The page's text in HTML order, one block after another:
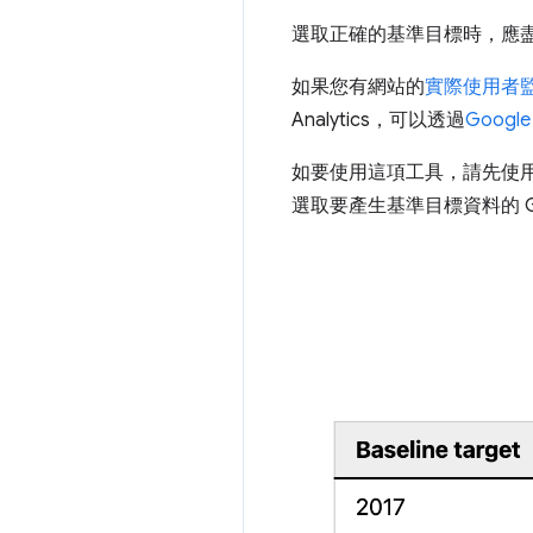
選取正確的基準目標時，應
如果您有網站的實際使用者
Analytics，可以透過Google
如要使用這項工具，請先使
選取要產生基準目標資料的